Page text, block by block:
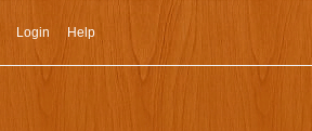
Login Help